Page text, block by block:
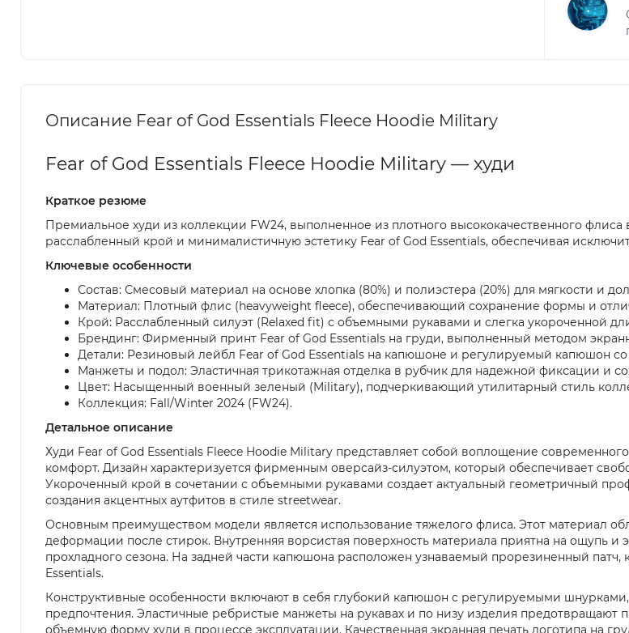
Описание Fear of God Essentials Fleece Hoodie Military
Fear of God Essentials Fleece Hoodie Military — худи
Краткое резюме
Премиальное худи из коллекции FW24, выполненное из плотного высококачественного
расслабленный крой и минималистичную эстетику Fear of God Essentials, обеспечивая
Ключевые особенности
Состав: Смесовый материал на основе хлопка (80%) и полиэстера (20%) для мягкости и
Материал: Плотный флис (heavyweight fleece), обеспечивающий сохранение формы и
Крой: Расслабленный силуэт (Relaxed fit) с объемными рукавами и слегка укороченной
Брендинг: Фирменный принт Fear of God Essentials на груди, выполненный методом
Детали: Резиновый лейбл Fear of God Essentials на капюшоне и регулируемый капюшон
Манжеты и подол: Эластичная трикотажная отделка в рубчик для надежной фиксации и
Цвет: Насыщенный военный зеленый (Military), подчеркивающий утилитарный стиль
Коллекция: Fall/Winter 2024 (FW24).
Детальное описание
Худи Fear of God Essentials Fleece Hoodie Military представляет собой воплощение
комфорт. Дизайн характеризуется фирменным оверсайз-силуэтом, который обеспечивает
Укороченный крой в сочетании с объемными рукавами создает актуальный геометричный
создания акцентных аутфитов в стиле streetwear.
Основным преимуществом модели является использование тяжелого флиса. Этот материал
деформации после стирок. Внутренняя ворсистая поверхность материала приятна на ощупь
прохладного сезона. На задней части капюшона расположен узнаваемый прорезиненный патч,
Essentials.
Конструктивные особенности включают в себя глубокий капюшон с регулируемыми
предпочтения. Эластичные ребристые манжеты на рукавах и по низу изделия предотвращают
объемную форму худи в процессе эксплуатации. Качественная экранная печать логотипа на